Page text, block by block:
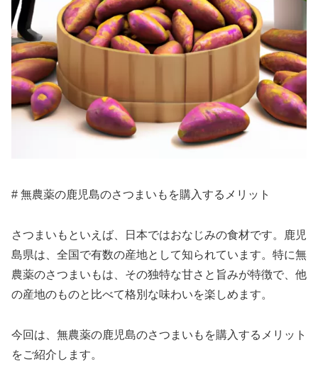
# 無農薬の鹿児島のさつまいもを購入するメリット
さつまいもといえば、日本ではおなじみの食材です。鹿児
島県は、全国で有数の産地として知られています。特に無
農薬のさつまいもは、その独特な甘さと旨みが特徴で、他
の産地のものと比べて格別な味わいを楽しめます。
今回は、無農薬の鹿児島のさつまいもを購入するメリット
をご紹介します。